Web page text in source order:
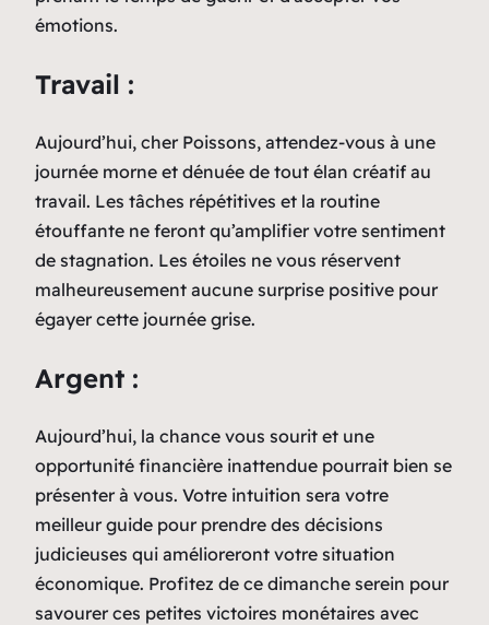
émotions.
Travail :
Aujourd’hui, cher Poissons, attendez-vous à une
journée morne et dénuée de tout élan créatif au
travail. Les tâches répétitives et la routine
étouffante ne feront qu’amplifier votre sentiment
de stagnation. Les étoiles ne vous réservent
malheureusement aucune surprise positive pour
égayer cette journée grise.
Argent :
Aujourd’hui, la chance vous sourit et une
opportunité financière inattendue pourrait bien se
présenter à vous. Votre intuition sera votre
meilleur guide pour prendre des décisions
judicieuses qui amélioreront votre situation
économique. Profitez de ce dimanche serein pour
savourer ces petites victoires monétaires avec